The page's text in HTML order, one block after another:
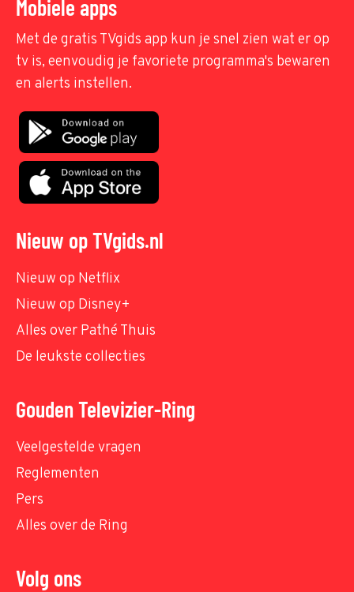
Mobiele apps
Met de gratis TVgids app kun je snel zien wat er op
tv is, eenvoudig je favoriete programma's bewaren
en alerts instellen.
Nieuw op TVgids.nl
Nieuw op Netflix
Nieuw op Disney+
Alles over Pathé Thuis
De leukste collecties
Gouden Televizier-Ring
Veelgestelde vragen
Reglementen
Pers
Alles over de Ring
Volg ons